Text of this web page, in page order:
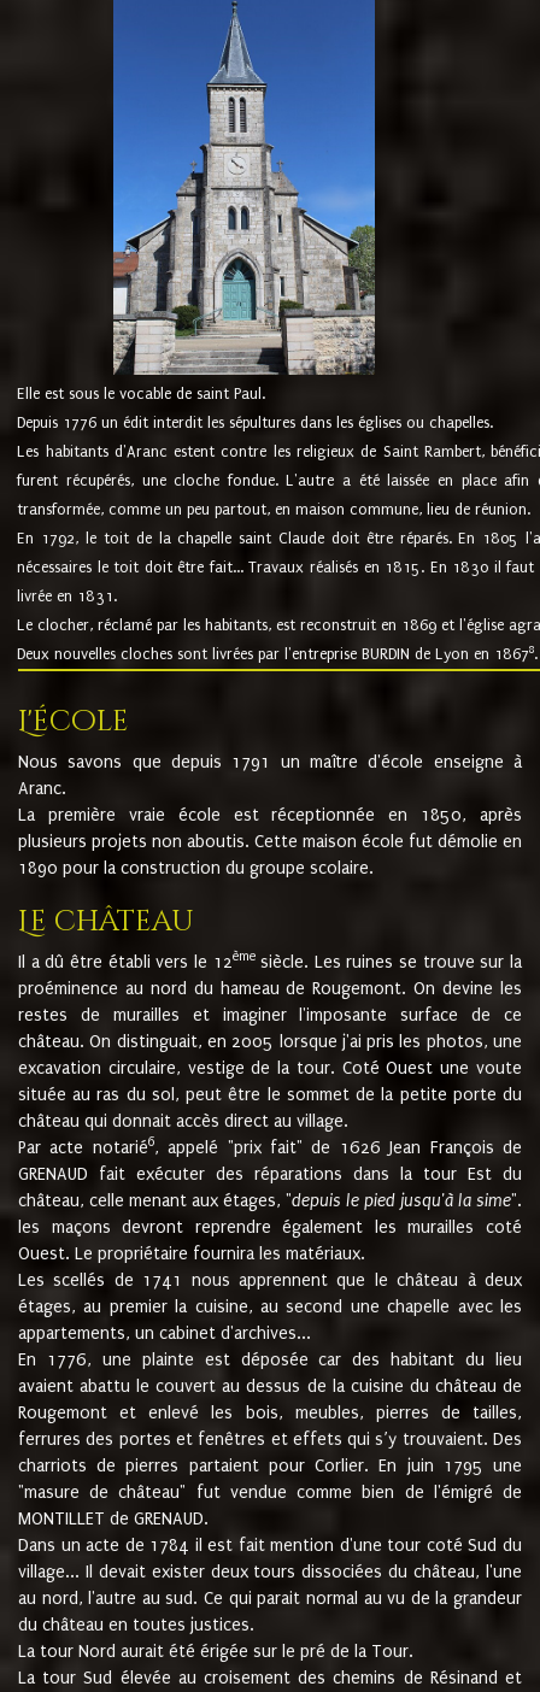
Elle est sous le vocable de saint Paul.
Depuis 1776 un édit interdit les sépultures dans les églises ou chapelles.
Les habitants d'Aranc estent contre les religieux de Saint Rambert,
furent récupérés, une cloche fondue. L'autre a été laissée en place
transformée, comme un peu partout, en maison commune, lieu de réunion.
En 1792, le toit de la chapelle saint Claude doit être réparés. En 1805
nécessaires le toit doit être fait... Travaux réalisés en 1815. En 1830 il
livrée en 1831.
Le clocher, réclamé par les habitants, est reconstruit en 1869 et l'église
Deux nouvelles cloches sont livrées par l'entreprise BURDIN de Lyon en 18678.
L'école
Nous savons que depuis 1791 un maître d'école enseigne à
Aranc.
La première vraie école est réceptionnée en 1850, après
plusieurs projets non aboutis. Cette maison école fut démolie en
1890 pour la construction du groupe scolaire.
Le château
Il a dû être établi vers le 12èmesiècle. Les ruines se trouve sur la
proéminence au nord du hameau de Rougemont. On devine les
restes de murailles et imaginer l'imposante surface de ce
château. On distinguait, en 2005 lorsque j'ai pris les photos, une
excavation circulaire, vestige de la tour. Coté Ouest une voute
située au ras du sol, peut être le sommet de la petite porte du
château qui donnait accès direct au village.
Par acte notarié6, appelé "prix fait" de 1626 Jean François de
GRENAUD fait exécuter des réparations dans la tour Est du
château, celle menant aux étages, "depuis le pied jusqu'à la sime".
les maçons devront reprendre également les murailles coté
Ouest. Le propriétaire fournira les matériaux.
Les scellés de 1741 nous apprennent que le château à deux
étages, au premier la cuisine, au second une chapelle avec les
appartements, un cabinet d'archives...
En 1776, une plainte est déposée car des habitant du lieu
avaient abattu le couvert au dessus de la cuisine du château de
Rougemont et enlevé les bois, meubles, pierres de tailles,
ferrures des portes et fenêtres et effets qui s’y trouvaient. Des
charriots de pierres partaient pour Corlier. En juin 1795 une
"masure de château" fut vendue comme bien de l'émigré de
MONTILLET de GRENAUD.
Dans un acte de 1784 il est fait mention d'une tour coté Sud du
village... Il devait exister deux tours dissociées du château, l'une
au nord, l'autre au sud. Ce qui parait normal au vu de la grandeur
du château en toutes justices.
La tour Nord aurait été érigée sur le pré de la Tour.
La tour Sud élevée au croisement des chemins de Résinand et